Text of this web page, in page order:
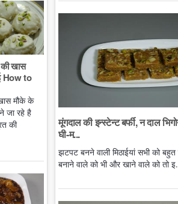
की खास
How to
मौके के
जा रहे है
की
मूंगदाल की इन्स्टेन्ट बर्फी, न दाल
घी-म...
झटपट बनने वाली मिठाईयां सभी को बहुत
बनाने वाले को भी और खाने वाले को तो